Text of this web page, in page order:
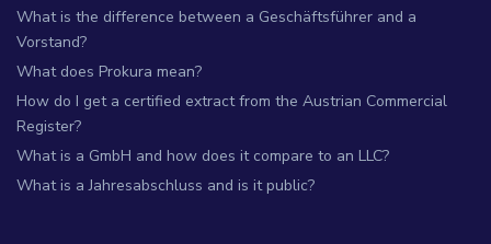
What is the difference between a Geschäftsführer and a
Vorstand?
What does Prokura mean?
How do I get a certified extract from the Austrian Commercial
Register?
What is a GmbH and how does it compare to an LLC?
What is a Jahresabschluss and is it public?